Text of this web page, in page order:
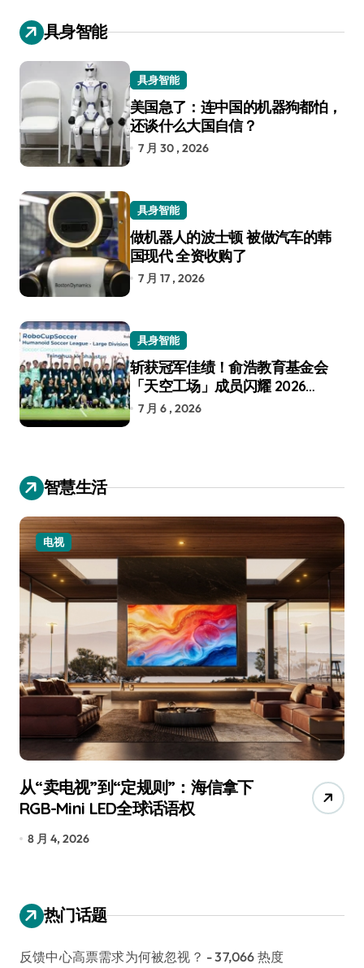
具身智能
具身智能
美国急了：连中国的机器狗都怕，
还谈什么大国自信？
7 月 30 , 2026
具身智能
做机器人的波士顿 被做汽车的韩
国现代 全资收购了
7 月 17 , 2026
具身智能
斩获冠军佳绩！俞浩教育基金会
「天空工场」成员闪耀 2026
RoboCup 机器人世界杯
7 月 6 , 2026
智慧生活
电视
从“卖电视”到“定规则”：海信拿下
RGB-Mini LED全球话语权
8 月 4, 2026
热门话题
反馈中心高票需求为何被忽视？ - 37,066 热度